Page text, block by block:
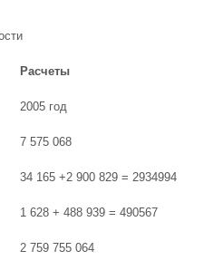
Расчеты
2005 год
7 575 068
34 165 +2 900 829 = 2934994
1 628 + 488 939 = 490567
2 759 755 064